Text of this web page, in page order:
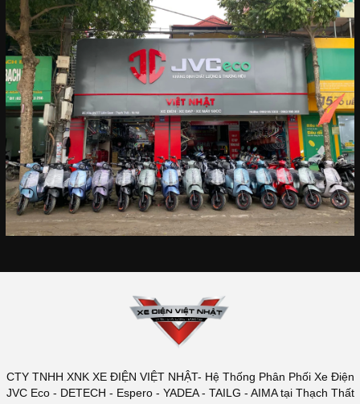
CTY TNHH XNK XE ĐIỆN VIỆT NHẬT- Hệ Thống Phân Phối Xe Điện
JVC Eco - DETECH - Espero - YADEA - TAILG - AIMA tại Thạch Thất